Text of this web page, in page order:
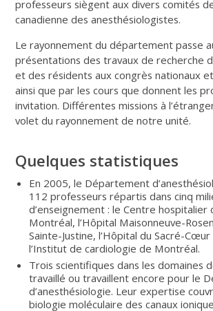
professeurs siègent aux divers comités
canadienne des anesthésiologistes.
Le rayonnement du département passe
présentations des travaux de recherche
et des résidents aux congrès nationaux
ainsi que par les cours que donnent les
invitation. Différentes missions à
volet du rayonnement de notre unité.
Quelques statistiques
En 2005, le Département
112 professeurs répartis dans cinq
d’enseignement : le Centre hospitalier
Montréal, l’Hôpital Maisonneuve-
Sainte-Justine, l’Hôpital du Sacré-
l’Institut de cardiologie de Montréal.
Trois scientifiques dans les domaines
travaillé ou travaillent encore pour le
d’anesthésiologie. Leur expertise
biologie moléculaire des canaux